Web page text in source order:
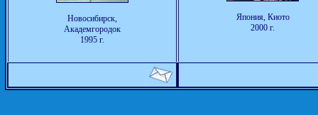
Новосибирск,
Академгородок
1995 г.
Япония, Киото
2000 г.